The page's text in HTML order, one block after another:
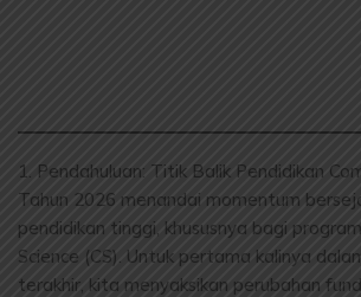
1. Pendahuluan: Titik Balik Pendidikan
Tahun 2026 menandai momentum
pendidikan tinggi, khususnya bagi
Science (CS). Untuk pertama kalinya
terakhir, kita menyaksikan perubahan